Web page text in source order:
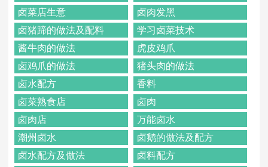
卤菜店生意
卤肉发黑
卤猪蹄的做法及配料
学习卤菜技术
酱牛肉的做法
虎皮鸡爪
卤鸡爪的做法
猪头肉的做法
卤水配方
香料
卤菜熟食店
卤肉
卤肉店
万能卤水
潮州卤水
卤鹅的做法及配方
卤水配方及做法
卤料配方